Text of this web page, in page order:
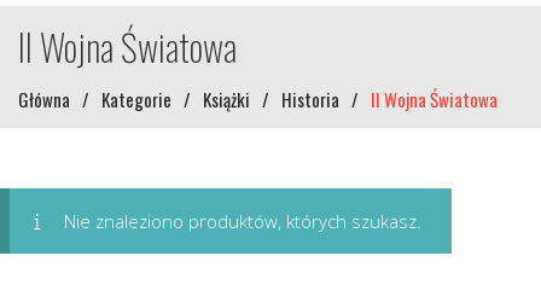
II Wojna Światowa
Główna / Kategorie / Książki / Historia / II Wojna Światowa
Nie znaleziono produktów, których szukasz.